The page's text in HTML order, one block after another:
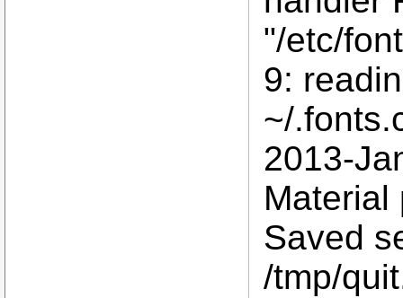
"/etc/
9:
~/
2013-
Material
Saved
/tmp/